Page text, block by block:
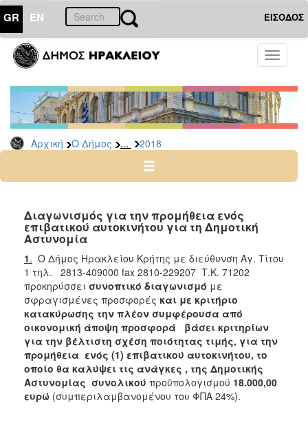
GR EN ΕΙΣΟΔΟΣ
Toggle
Αρχική Ο Δήμος ... 2018
ΔΗΜΟΣ
Διακηρύξεις
-
Δημοπρασίες
Αρχείο
2025
2023
2022
2021
2020
2019
2018
2017
2016
2015
Διαγωνισμός για την προμήθεια ενός
επιβατικού αυτοκινήτου για τη Δημοτική
Αστυνομία
1. Ο Δήμος Ηρακλείου Κρήτης με διεύθυνση Αγ. Τίτου
1 τηλ. 2813-409000 fax 2810-229207 Τ.Κ. 71202
προκηρύσσει συνοπτικό διαγωνισμό με
σφραγισμένες προσφορές και με κριτήριο
κατακύρωσης την πλέον συμφέρουσα από
οικονομική άποψη προσφορά βάσει κριτηρίων
για την βέλτιστη σχέση ποιότητας τιμής, για την
προμήθεια ενός (1) επιβατικού αυτοκινήτου, το
οποίο θα καλύψει τις ανάγκες , της Δημοτικής
Αστυνομίας συνολικού προϋπολογισμού 18.000,00
ευρώ (συμπεριλαμβανομένου του ΦΠΑ 24%).